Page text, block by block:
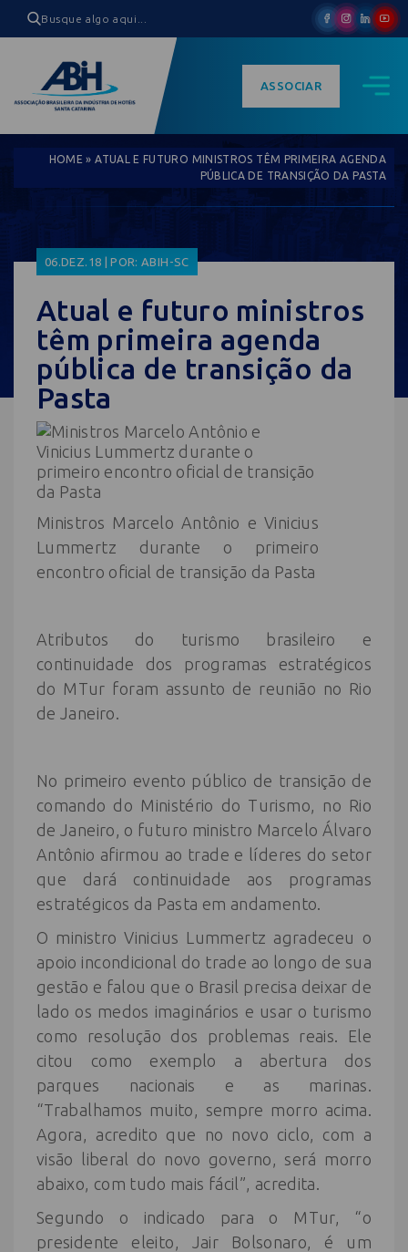
ASSOCIAR
HOME »ATUAL E FUTURO MINISTROS TÊM PRIMEIRA AGENDA
PÚBLICA DE TRANSIÇÃO DA PASTA
06.DEZ.18 | POR: ABIH-SC
Atual e futuro ministros
têm primeira agenda
pública de transição da
Pasta
Ministros Marcelo Antônio e Vinicius
Lummertz durante o primeiro
encontro oficial de transição da Pasta
Atributos do turismo brasileiro e
continuidade dos programas estratégicos
do MTur foram assunto de reunião no Rio
de Janeiro.
No primeiro evento público de transição de
comando do Ministério do Turismo, no Rio
de Janeiro, o futuro ministro Marcelo Álvaro
Antônio afirmou ao trade e líderes do setor
que dará continuidade aos programas
estratégicos da Pasta em andamento.
O ministro Vinicius Lummertz agradeceu o
apoio incondicional do trade ao longo de sua
gestão e falou que o Brasil precisa deixar de
lado os medos imaginários e usar o turismo
como resolução dos problemas reais. Ele
citou como exemplo a abertura dos
parques nacionais e as marinas.
“Trabalhamos muito, sempre morro acima.
Agora, acredito que no novo ciclo, com a
visão liberal do novo governo, será morro
abaixo, com tudo mais fácil”, acredita.
Segundo o indicado para o MTur, “o
presidente eleito, Jair Bolsonaro, é um